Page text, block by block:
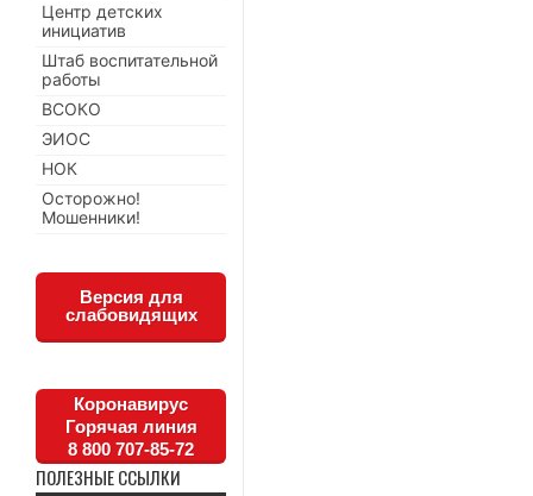
Центр детских
инициатив
Штаб воспитательной
работы
ВСОКО
ЭИОС
НОК
Осторожно!
Мошенники!
Версия для
слабовидящих
Коронавирус
Горячая линия
8 800 707-85-72
ПОЛЕЗНЫЕ ССЫЛКИ